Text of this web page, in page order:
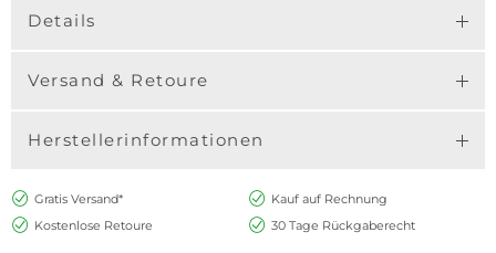
Details
Versand & Retoure
Herstellerinformationen
Gratis Versand*
Kauf auf Rechnung
Kostenlose Retoure
30 Tage Rückgaberecht